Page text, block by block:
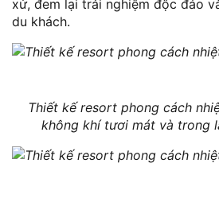
xứ, đem lại trải nghiệm độc đáo
du khách.
Thiết kế resort phong cách
không khí tươi mát và trong